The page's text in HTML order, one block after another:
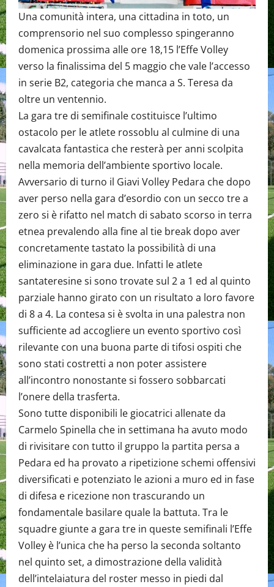
Una comunità intera, una cittadina in toto, un
comprensorio nel suo complesso spingeranno
domenica prossima alle ore 18,15 l’Effe Volley
verso la finalissima del 5 maggio che vale l’accesso
in serie B2, categoria che manca a S. Teresa da
oltre un ventennio.
La gara tre di semifinale costituisce l’ultimo
ostacolo per le atlete rossoblu al culmine di una
cavalcata fantastica che resterà per anni scolpita
nella memoria dell’ambiente sportivo locale.
Avversario di turno il Giavi Volley Pedara che dopo
aver perso nella gara d’esordio con un secco tre a
zero si è rifatto nel match di sabato scorso in terra
etnea prevalendo alla fine al tie break dopo aver
concretamente tastato la possibilità di una
eliminazione in gara due. Infatti le atlete
santateresine si sono trovate sul 2 a 1 ed al quinto
parziale hanno girato con un risultato a loro favore
di 8 a 4. La contesa si è svolta in una palestra non
sufficiente ad accogliere un evento sportivo così
rilevante con una buona parte di tifosi ospiti che
sono stati costretti a non poter assistere
all’incontro nonostante si fossero sobbarcati
l’onere della trasferta.
Sono tutte disponibili le giocatrici allenate da
Carmelo Spinella che in settimana ha avuto modo
di rivisitare con tutto il gruppo la partita persa a
Pedara ed ha provato a ripetizione schemi offensivi
diversificati e potenziato le azioni a muro ed in fase
di difesa e ricezione non trascurando un
fondamentale basilare quale la battuta. Tra le
squadre giunte a gara tre in queste semifinali l’Effe
Volley è l’unica che ha perso la seconda soltanto
nel quinto set, a dimostrazione della validità
dell’intelaiatura del roster messo in piedi dal